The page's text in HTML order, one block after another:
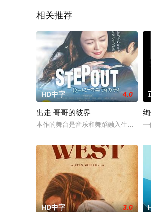
相关推荐
HD中字 4.0
出走 哥哥的彼界
本作的舞台是音乐和舞蹈融入生活的冲
HD中字 3.0